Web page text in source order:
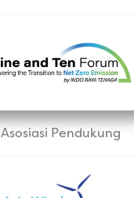
Asosiasi Pendukung